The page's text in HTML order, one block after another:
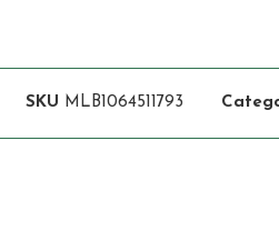
SKU MLB1064511793